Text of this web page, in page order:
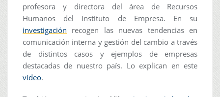
profesora y directora del área de Recursos
Humanos del Instituto de Empresa. En su
investigación recogen las nuevas tendencias en
comunicación interna y gestión del cambio a través
de distintos casos y ejemplos de empresas
destacadas de nuestro país. Lo explican en este
vídeo.